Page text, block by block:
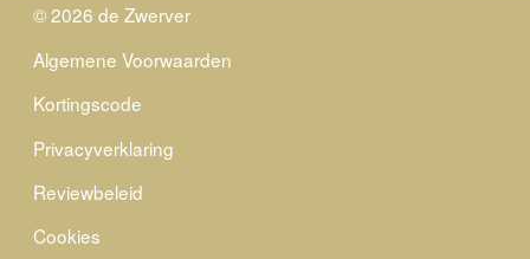
© 2026 de Zwerver
Algemene Voorwaarden
Kortingscode
Privacyverklaring
Reviewbeleid
Cookies